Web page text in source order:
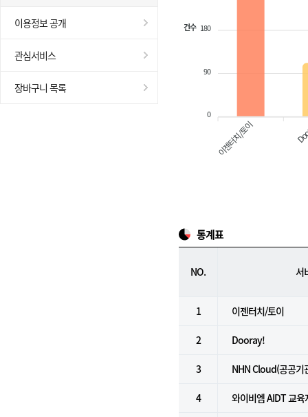
이용정보 공개
관심서비스
장바구니 목록
180
90
0
건수
이젠터치/토이
통계표
NO. 서
1 이젠터치/토이
2 Dooray!
3 NHN Cloud(공공기
4 와이비엠 AIDT 교육